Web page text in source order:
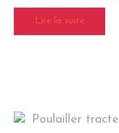
Lire la suite
Poulailler